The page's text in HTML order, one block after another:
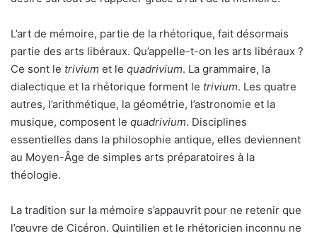
L’art de mémoire, partie de la rhétorique, fait désormais
partie des arts libéraux. Qu’appelle-t-on les arts libéraux ?
Ce sont le trivium et le quadrivium. La grammaire, la
dialectique et la rhétorique forment le trivium. Les quatre
autres, l’arithmétique, la géométrie, l’astronomie et la
musique, composent le quadrivium. Disciplines
essentielles dans la philosophie antique, elles deviennent
au Moyen-Âge de simples arts préparatoires à la
théologie.
La tradition sur la mémoire s’appauvrit pour ne retenir que
l’œuvre de Cicéron. Quintilien et le rhétoricien inconnu ne